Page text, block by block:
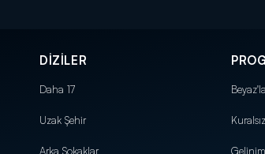
DİZİLER
Daha 17
Uzak Şehir
Arka Sokaklar